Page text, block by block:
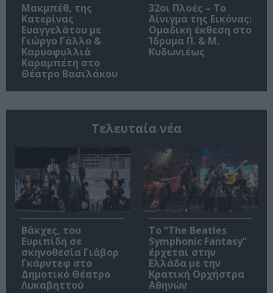
Μακμπέθ, της
Κατερίνας
Ευαγγελάτου με
Γιώργο Γάλλο &
Καρυοφυλλιά
Καραμπέτη στο
Θέατρο Βασιλάκου
32οι Πλοές – Το
Αίνιγμα της Εικόνας:
Ομαδική έκθεση στο
Ίδρυμα Π. & Μ.
Κυδωνιέως
Τελευταία νέα
Βάκχες, του
Ευριπίδη σε
σκηνοθεσία Γιάβορ
Γκάρντεφ στο
Δημοτικό Θέατρο
Λυκαβηττού
Το “The Beatles
Symphonic Fantasy”
έρχεται στην
Ελλάδα με την
Κρατική Ορχήστρα
Αθηνών